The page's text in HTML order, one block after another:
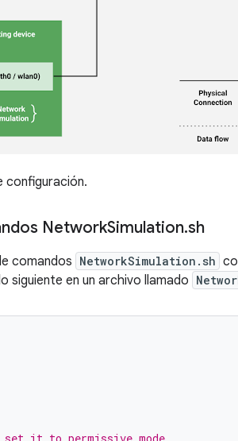
configuración.
NetworkSimulation.sh
comandos NetworkSimulation.sh
siguiente en un archivo llamado